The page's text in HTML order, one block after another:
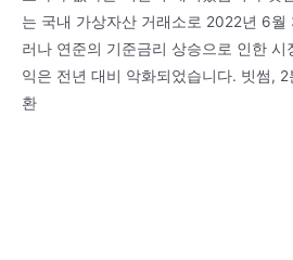
는 국내 가상자산 거래소로 2022년 6월
러나 연준의 기준금리 상승으로 인한 시
익은 전년 대비 악화되었습니다. 빗썸,
환